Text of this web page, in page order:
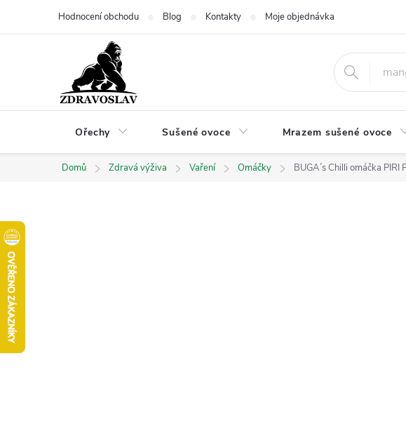
Hodnocení obchodu Blog Kontakty Moje objednávka GDPR a
Ořechy Sušené ovoce Mrazem sušené ovoce
Domů Zdravá výživa Vaření Omáčky BUGA´s Chilli omáčka